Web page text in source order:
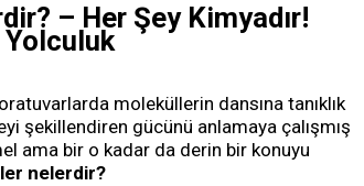
– Her Şey Kimyadır!
Yolculuk
moleküllerin dansına tanıklık
şekillendiren gücünü anlamaya çalışmış
ama bir o kadar da derin bir konuyu
nelerdir?